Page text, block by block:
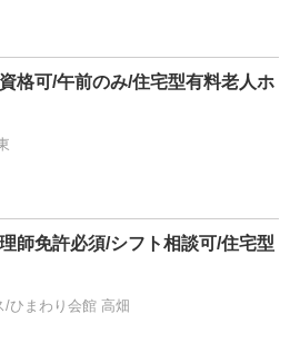
格可/午前のみ/住宅型有料老人ホ
師免許必須/シフト相談可/住宅型
ひまわり会館 高畑